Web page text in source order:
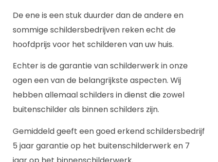
De ene is een stuk duurder dan de andere en
sommige schildersbedrijven reken echt de
hoofdprijs voor het schilderen van uw huis.
Echter is de garantie van schilderwerk in onze
ogen een van de belangrijkste aspecten. Wij
hebben allemaal schilders in dienst die zowel
buitenschilder als binnen schilders zijn.
Gemiddeld geeft een goed erkend schildersbedrijf
5 jaar garantie op het buitenschilderwerk en 7